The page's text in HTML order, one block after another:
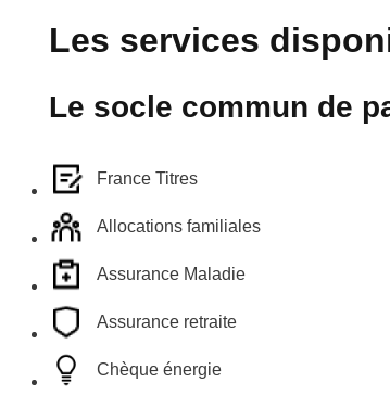
Les services
Le socle commun de
France Titres
Allocations familiales
Assurance Maladie
Assurance retraite
Chèque énergie